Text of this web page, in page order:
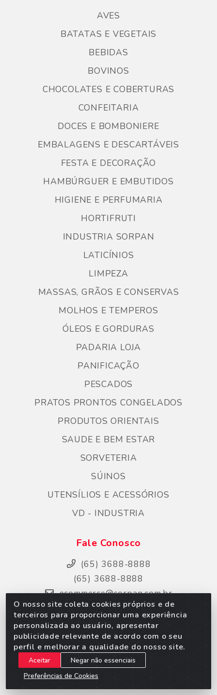
O nosso site coleta cookies próprios e de
terceiros para proporcionar uma experiência
personalizada ao usuário, apresentar
publicidade relevante de acordo com o seu
perfil e melhorar a qualidade do nosso site.
Aceitar
Negar não essenciais
Preferências de Cookies
AVES
BATATAS E VEGETAIS
BEBIDAS
BOVINOS
CHOCOLATES E COBERTURAS
CONFEITARIA
DOCES E BOMBONIERE
EMBALAGENS E DESCARTÁVEIS
FESTA E DECORAÇÃO
HAMBÚRGUER E EMBUTIDOS
HIGIENE E PERFUMARIA
HORTIFRUTI
INDUSTRIA SORPAN
LATICÍNIOS
LIMPEZA
MASSAS, GRÃOS E CONSERVAS
MOLHOS E TEMPEROS
ÓLEOS E GORDURAS
PADARIA LOJA
PANIFICAÇÃO
PESCADOS
PRATOS PRONTOS CONGELADOS
PRODUTOS ORIENTAIS
SAUDE E BEM ESTAR
SORVETERIA
SÚINOS
UTENSÍLIOS E ACESSÓRIOS
VD - INDUSTRIA
Fale Conosco
(65) 3688-8888
(65) 3688-8888
ecommerce@sorpan.com.br
Instagram
Facebook
LikedIn
Site Seguro